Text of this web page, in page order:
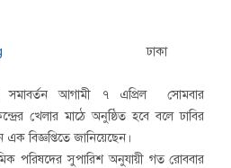
ঢাকা
সমাবর্তন আগামী ৭ এপ্রিল সোমবার
খেলার মাঠে অনুষ্ঠিত হবে বলে ঢাবির
বিজ্ঞপ্তিতে জানিয়েছেন।
পরিষদের সুপারিশ অনুযায়ী গত রোববার